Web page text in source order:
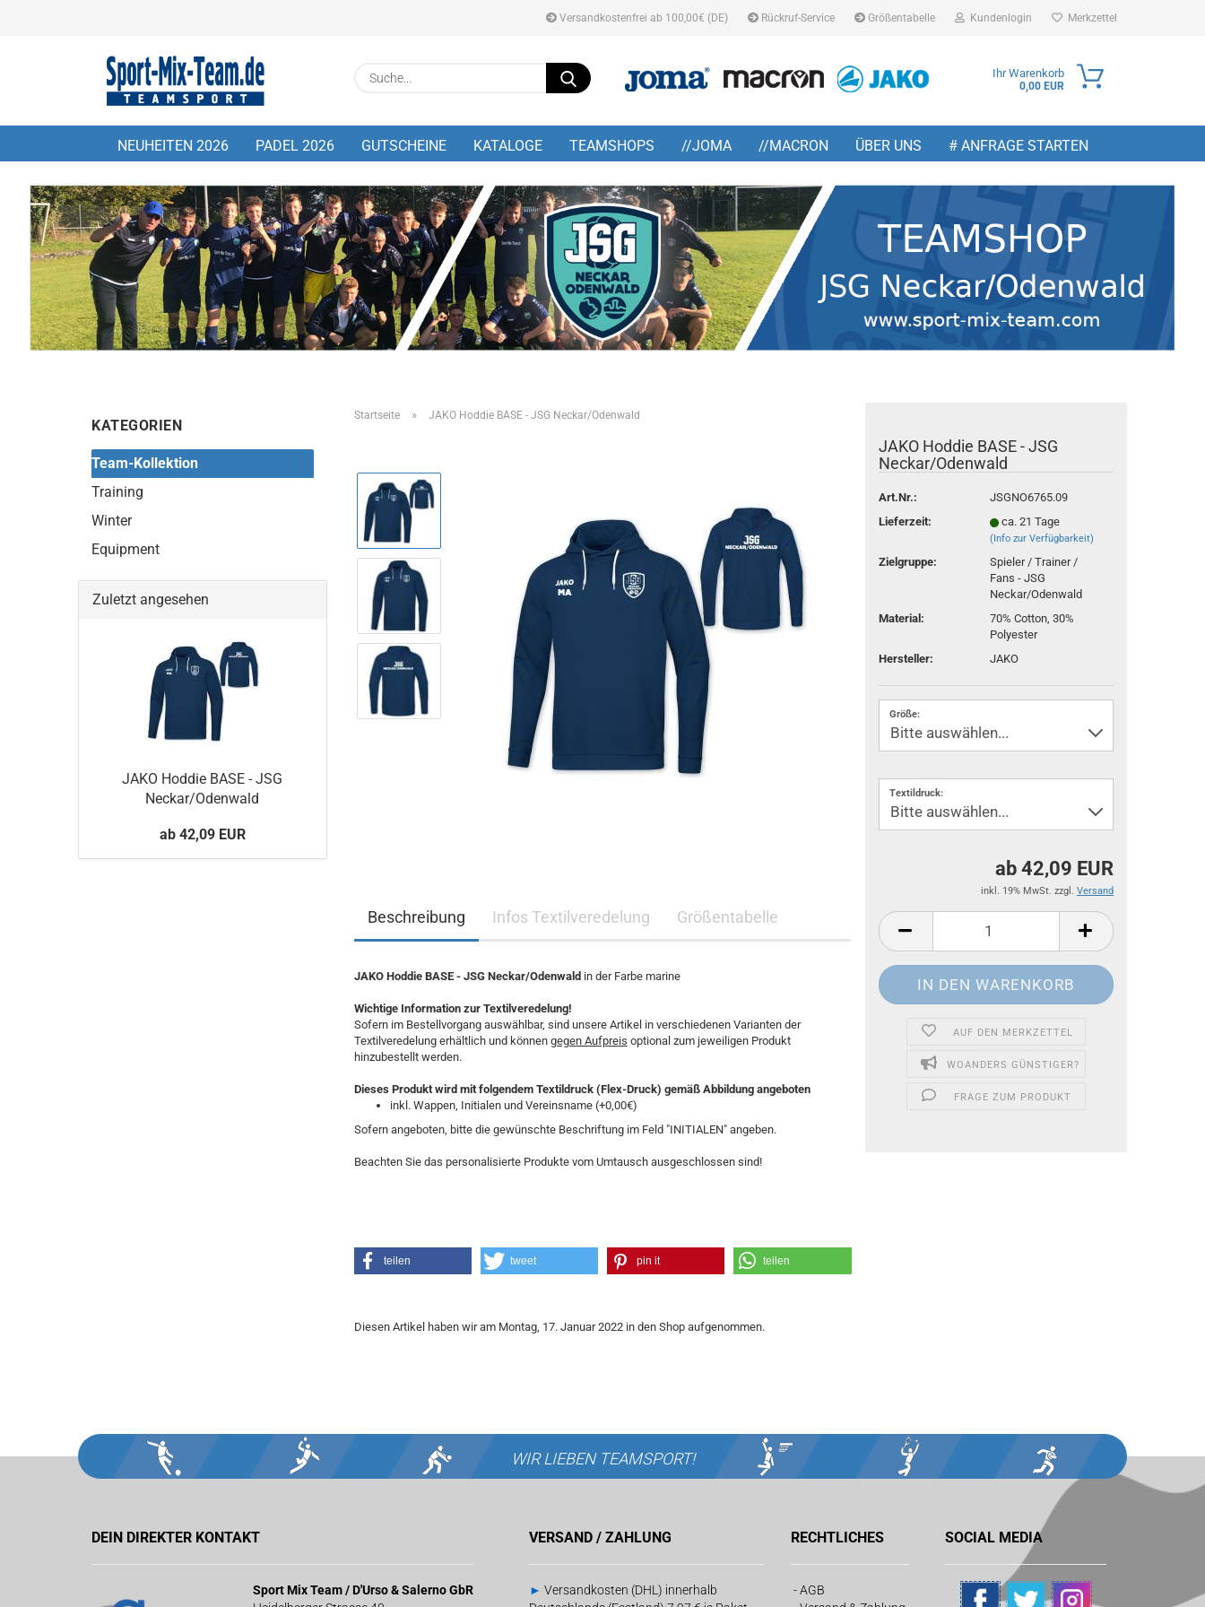
Versandkostenfrei ab 100,00€ (DE) Rückruf-Service Größentabelle Kundenlogin
Passwort
Konto erstellen
Passwort vergessen?
Merkzettel
Suche... Ihr Warenkorb
0,00 EUR
NEUHEITEN 2026 PADEL 2026 GUTSCHEINE KATALOGE TEAMSHOPS //JOMA //MACRON ÜBER UNS # ANFRAGE STARTEN
Startseite » JAKO Hoddie BASE - JSG Neckar/Odenwald
JAKO Hoddie BASE - JSG
Neckar/Odenwald
Art.Nr.:
JSGNO6765.09
Lieferzeit:
ca. 21 Tage
(Info zur Verfügbarkeit)
Zielgruppe:
Spieler / Trainer /
Fans - JSG
Neckar/Odenwald
Material:
70% Cotton, 30%
Polyester
Hersteller:
JAKO
Größe:
Textildruck:
ab 42,09 EUR
inkl. 19% MwSt. zzgl. Versand
AUF DEN MERKZETTEL
WOANDERS GÜNSTIGER?
FRAGE ZUM PRODUKT
Beschreibung Infos Textilveredelung Größentabelle
JAKO Hoddie BASE - JSG Neckar/Odenwald in der Farbe marine
Wichtige Information zur Textilveredelung!
Sofern im Bestellvorgang auswählbar, sind unsere Artikel in verschiedenen Varianten der
Textilveredelung erhältlich und können gegen Aufpreis optional zum jeweiligen Produkt
hinzubestellt werden.
Dieses Produkt wird mit folgendem Textildruck (Flex-Druck) gemäß Abbildung angeboten
inkl. Wappen, Initialen und Vereinsname (+0,00€)
Sofern angeboten, bitte die gewünschte Beschriftung im Feld "INITIALEN" angeben.
Beachten Sie das personalisierte Produkte vom Umtausch ausgeschlossen sind!
teilen tweet pin it teilen
Diesen Artikel haben wir am Montag, 17. Januar 2022 in den Shop aufgenommen.
KATEGORIEN
Team-Kollektion
Training
Winter
Equipment
Zuletzt angesehen
JAKO Hoddie BASE - JSG
Neckar/Odenwald
ab 42,09 EUR
WIR LIEBEN TEAMSPORT!
DEIN DIREKTER KONTAKT
Sport Mix Team / D'Urso & Salerno GbR
VERSAND / ZAHLUNG
► Versandkosten (DHL) innerhalb
RECHTLICHES
-AGB
SOCIAL MEDIA